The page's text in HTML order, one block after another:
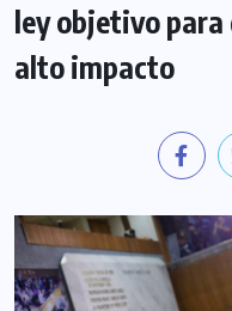
ley objetivo
alto impacto